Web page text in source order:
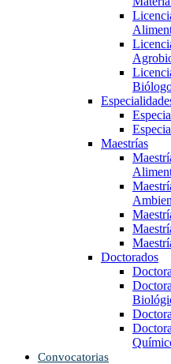
Maestrías
Doctorados
Convocatorias